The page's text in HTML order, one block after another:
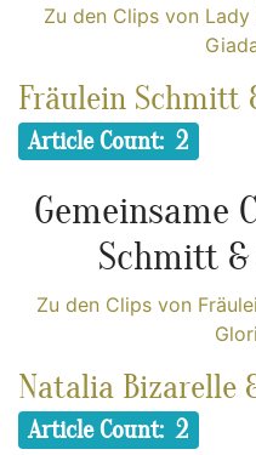
Zu den Clips von Lady
Fräulein Schmitt
Article Count: 2
Gemeinsame
Schmitt &
Zu den Clips von
Natalia Bizarelle
Article Count: 2